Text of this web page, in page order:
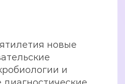
новые
и